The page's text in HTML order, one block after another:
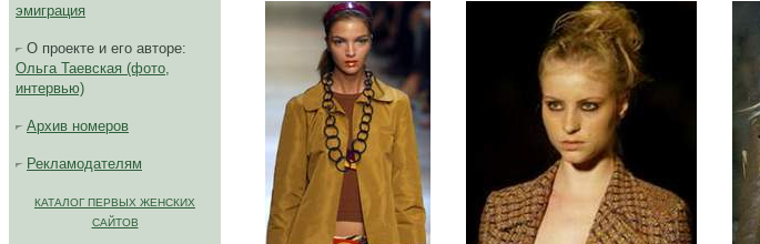
эмиграция
О проекте и его авторе:
Ольга Таевская (фото,
интервью)
Архив номеров
Рекламодателям
КАТАЛОГ ПЕРВЫХ ЖЕНСКИХ
САЙТОВ